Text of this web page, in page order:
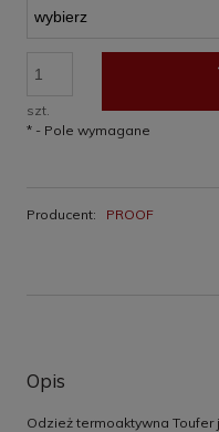
szt.
* - Pole wymagane
Producent: PROOF
Opis
Odzież termoaktywna